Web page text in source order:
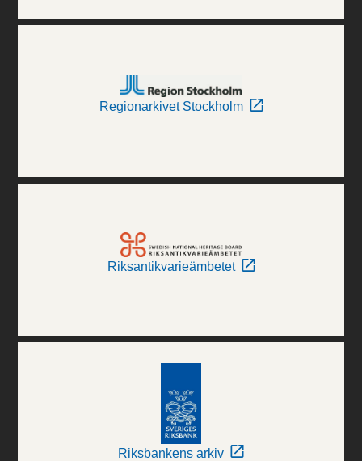
Regionarkivet Stockholm
Riksantikvarieämbetet
Riksbankens arkiv